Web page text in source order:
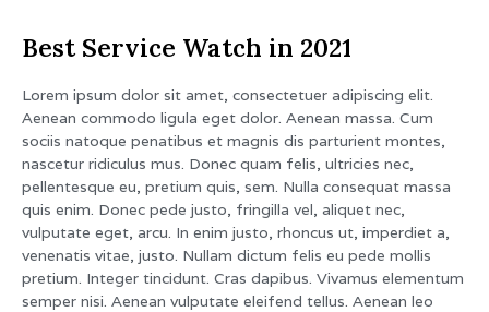
Best Service Watch in 2021
Lorem ipsum dolor sit amet, consectetuer adipiscing elit.
Aenean commodo ligula eget dolor. Aenean massa. Cum
sociis natoque penatibus et magnis dis parturient montes,
nascetur ridiculus mus. Donec quam felis, ultricies nec,
pellentesque eu, pretium quis, sem. Nulla consequat massa
quis enim. Donec pede justo, fringilla vel, aliquet nec,
vulputate eget, arcu. In enim justo, rhoncus ut, imperdiet a,
venenatis vitae, justo. Nullam dictum felis eu pede mollis
pretium. Integer tincidunt. Cras dapibus. Vivamus elementum
semper nisi. Aenean vulputate eleifend tellus. Aenean leo